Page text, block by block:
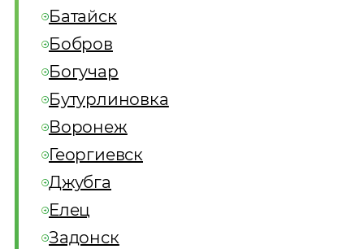
Батайск
Бобров
Богучар
Бутурлиновка
Воронеж
Георгиевск
Джубга
Елец
Задонск